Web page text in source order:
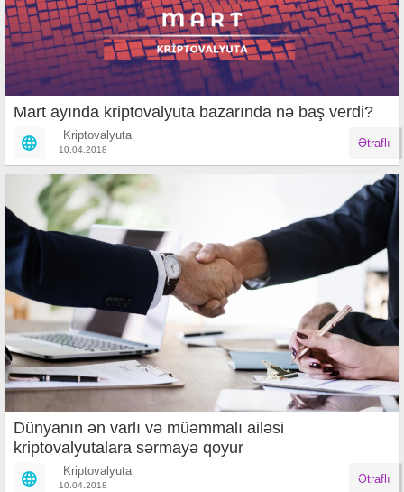
Mart ayında kriptovalyuta bazarında nə baş verdi?
Kriptovalyuta
10.04.2018 Ətraflı
Dünyanın ən varlı və müəmmalı ailəsi
kriptovalyutalara sərmayə qoyur
Kriptovalyuta
10.04.2018 Ətraflı